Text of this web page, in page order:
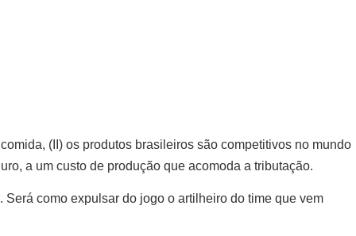
(II) os produtos brasileiros são competitivos no mundo
a um custo de produção que acomoda a tributação.
como expulsar do jogo o artilheiro do time que vem